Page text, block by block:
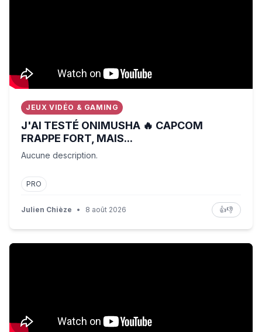
JEUX VIDÉO & GAMING
J'AI TESTÉ ONIMUSHA 🔥 CAPCOM
FRAPPE FORT, MAIS...
Aucune description.
PRO
Julien Chièze • 8 août 2026 👍👎
Quels impacts des réseaux sociaux sur la randonnée ?